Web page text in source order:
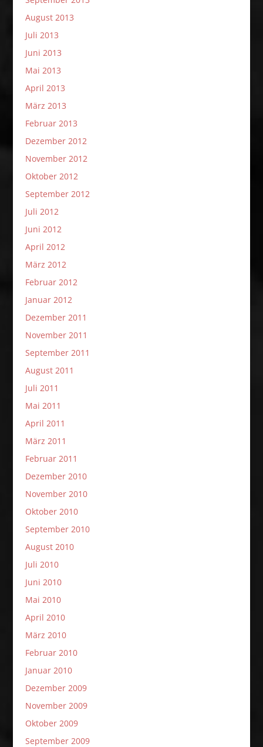
August 2013
Juli 2013
Juni 2013
Mai 2013
April 2013
März 2013
Februar 2013
Dezember 2012
November 2012
Oktober 2012
September 2012
Juli 2012
Juni 2012
April 2012
März 2012
Februar 2012
Januar 2012
Dezember 2011
November 2011
September 2011
August 2011
Juli 2011
Mai 2011
April 2011
März 2011
Februar 2011
Dezember 2010
November 2010
Oktober 2010
September 2010
August 2010
Juli 2010
Juni 2010
Mai 2010
April 2010
März 2010
Februar 2010
Januar 2010
Dezember 2009
November 2009
Oktober 2009
September 2009